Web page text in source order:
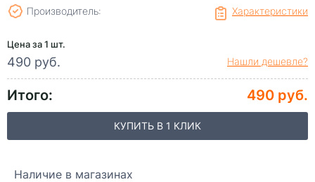
Характеристики
Производитель:
Цена за 1 шт.
490 руб. Нашли дешевле?
Итого: 490 руб.
КУПИТЬ В 1 КЛИК
Наличие в магазинах